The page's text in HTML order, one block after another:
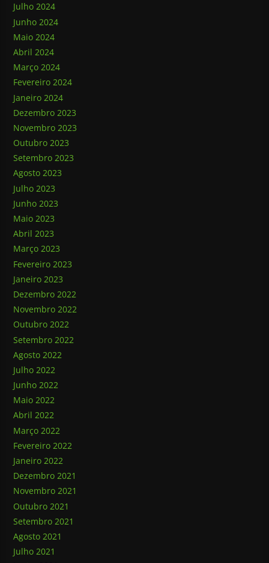
Julho 2024
Junho 2024
Maio 2024
Abril 2024
Março 2024
Fevereiro 2024
Janeiro 2024
Dezembro 2023
Novembro 2023
Outubro 2023
Setembro 2023
Agosto 2023
Julho 2023
Junho 2023
Maio 2023
Abril 2023
Março 2023
Fevereiro 2023
Janeiro 2023
Dezembro 2022
Novembro 2022
Outubro 2022
Setembro 2022
Agosto 2022
Julho 2022
Junho 2022
Maio 2022
Abril 2022
Março 2022
Fevereiro 2022
Janeiro 2022
Dezembro 2021
Novembro 2021
Outubro 2021
Setembro 2021
Agosto 2021
Julho 2021